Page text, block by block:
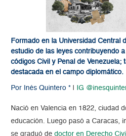
Formado en la Universidad Central
estudio de las leyes contribuyendo
códigos Civil y Penal de Venezuela;
destacada en el campo diplomático.
Por Inés Quintero * IG
Nació en Valencia en 1822, ciudad
educación. Luego pasó a Caracas,
se graduó de doctor en Derecho